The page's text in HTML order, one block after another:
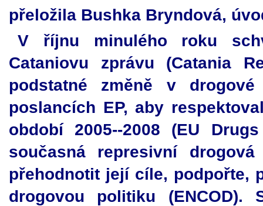
přeložila Bushka Bryndová,
V říjnu minulého roku
Cataniovu zprávu (Catania
podstatné změně v
poslancích EP, aby
období 2005--2008 (EU
současná represivní
přehodnotit její cíle, podpořte,
drogovou politiku